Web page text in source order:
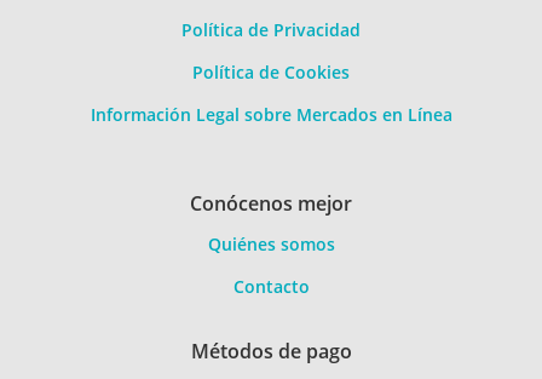
Política de Privacidad
Política de Cookies
Información Legal sobre Mercados en Línea
Conócenos mejor
Quiénes somos
Contacto
Métodos de pago